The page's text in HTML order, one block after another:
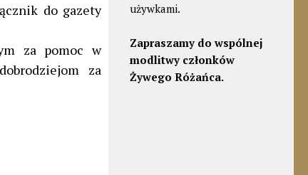
do gazety
za pomoc w
za
używkami.
Zapraszamy do wspólnej
modlitwy członków
Żywego Różańca.